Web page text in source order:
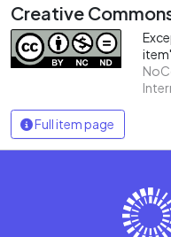
Creative
Full item page